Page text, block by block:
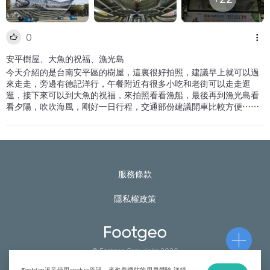
0
安平樹屋、大魚的祝福、漁光島
今天介紹的是台南安平區的樹屋，這裏很好拍照，建議早上就可以過
來走走，旁邊有德記洋行，午餐附近有很多小吃和老街可以走走逛
逛，接下來可以到大魚的祝福，來拍照看看漁船，最後再到漁光島看
看夕陽，吹吹海風，剛好一日行程，交通部份建議開車比較方便⋯⋯
服務條款
隱私權政策
© Footgeo Copyright 2020